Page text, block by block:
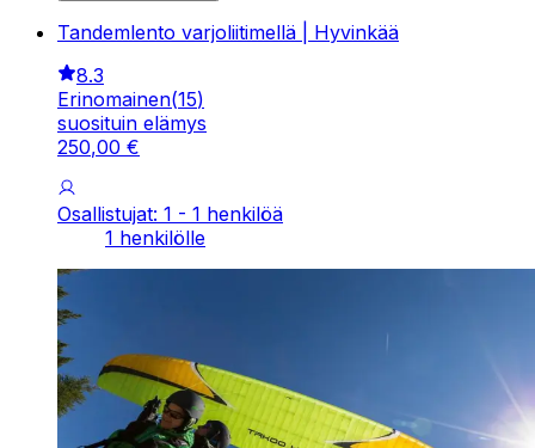
Tandemlento varjoliitimellä | Hyvinkää
8.3
Erinomainen(15)
suosituin elämys
250,00 €
Osallistujat: 1 - 1 henkilöä
1 henkilölle